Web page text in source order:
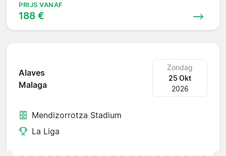
PRIJS VANAF
188 €
Alaves
Malaga
Zondag
25 Okt
2026
Mendizorrotza Stadium
La Liga